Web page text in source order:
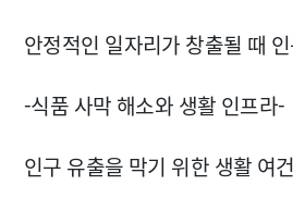
안정적인 일자리가 창출될 때
-식품 사막 해소와 생활 인프라-
인구 유출을 막기 위한 생활 여